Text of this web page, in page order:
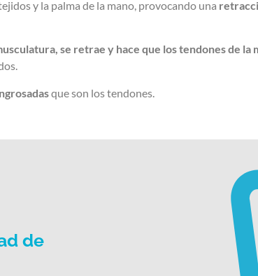
y la palma de la mano, provocando una
se retrae y hace que los tendones de la
que son los tendones.
de